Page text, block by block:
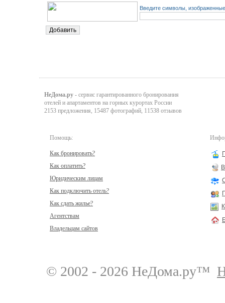
Введите символы,
НеДома.ру - сервис гарантированного бронирования
отелей и апартаментов на горных курортах России
2153 предложения, 15487 фотографий, 11538 отзывов
Помощь:
Как бронировать?
Как оплатить?
Юридическим лицам
Как подключить отель?
Как сдать жилье?
Агентствам
Владельцам сайтов
© 2002 - 2026 НеДома.ру™